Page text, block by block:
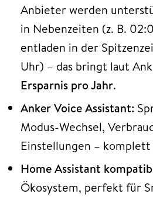
Anbieter werden
in Nebenzeiten (z. B.
entladen in der
Uhr) – das bringt laut
Ersparnis pro Jahr.
Anker Voice Assistant:
Modus-Wechsel,
Einstellungen –
Home Assistant
Ökosystem, perfekt für